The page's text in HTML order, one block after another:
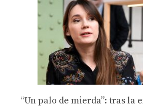
“Un palo de mierda”: tras la